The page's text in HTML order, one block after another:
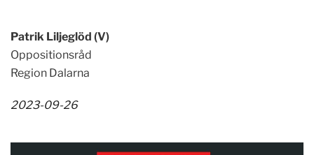
Patrik Liljeglöd (V)
Oppositionsråd
Region Dalarna
2023-09-26